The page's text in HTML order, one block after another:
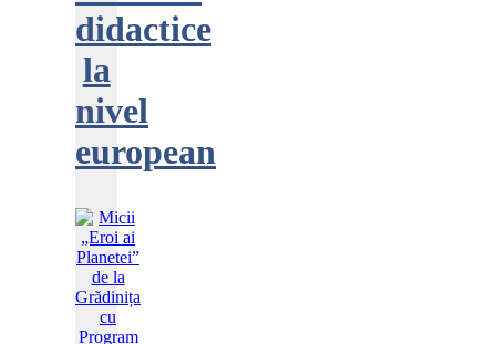
didactice
la
nivel
european